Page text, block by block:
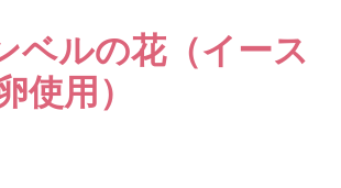
ベルの花（イース
使用）